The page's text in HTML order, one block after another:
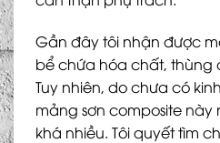
Gần đây tôi nhận được
bể chứa hóa chất, thùng
Tuy nhiên, do chưa có
mảng sơn composite này
khá nhiều. Tôi quyết tìm